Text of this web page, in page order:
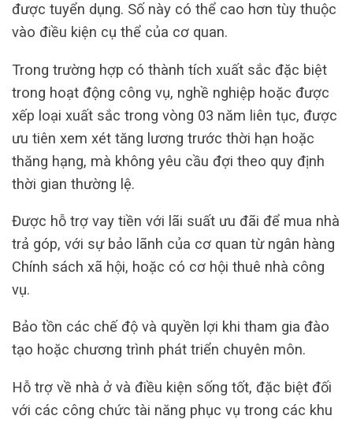
được tuyển dụng. Số này có thể cao hơn tùy thuộc
vào điều kiện cụ thể của cơ quan.
Trong trường hợp có thành tích xuất sắc đặc biệt
trong hoạt động công vụ, nghề nghiệp hoặc được
xếp loại xuất sắc trong vòng 03 năm liên tục, được
ưu tiên xem xét tăng lương trước thời hạn hoặc
thăng hạng, mà không yêu cầu đợi theo quy định
thời gian thường lệ.
Được hỗ trợ vay tiền với lãi suất ưu đãi để mua nhà
trả góp, với sự bảo lãnh của cơ quan từ ngân hàng
Chính sách xã hội, hoặc có cơ hội thuê nhà công
vụ.
Bảo tồn các chế độ và quyền lợi khi tham gia đào
tạo hoặc chương trình phát triển chuyên môn.
Hỗ trợ về nhà ở và điều kiện sống tốt, đặc biệt đối
với các công chức tài năng phục vụ trong các khu